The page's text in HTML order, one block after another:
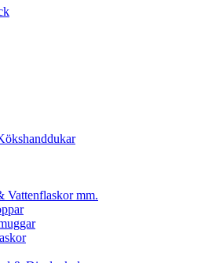
Vattenflaskor mm.